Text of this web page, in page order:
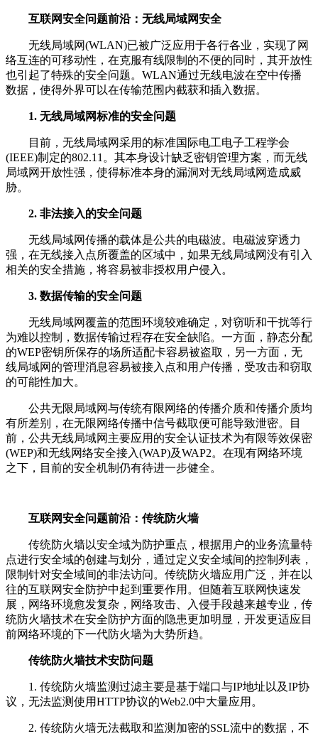
互联网安全问题前沿：无线局域网安全
无线局域网(WLAN)已被广泛应用于各行各业，实现了网
络互连的可移动性，在克服有线限制的不便的同时，其开放性
也引起了特殊的安全问题。WLAN通过无线电波在空中传播
数据，使得外界可以在传输范围内截获和插入数据。
1. 无线局域网标准的安全问题
目前，无线局域网采用的标准国际电工电子工程学会
(IEEE)制定的802.11。其本身设计缺乏密钥管理方案，而无线
局域网开放性强，使得标准本身的漏洞对无线局域网造成威
胁。
2. 非法接入的安全问题
无线局域网传播的载体是公共的电磁波。电磁波穿透力
强，在无线接入点所覆盖的区域中，如果无线局域网没有引入
相关的安全措施，将容易被非授权用户侵入。
3. 数据传输的安全问题
无线局域网覆盖的范围环境较难确定，对窃听和干扰等行
为难以控制，数据传输过程存在安全缺陷。一方面，静态分配
的WEP密钥所保存的场所适配卡容易被盗取，另一方面，无
线局域网的管理消息容易被接入点和用户传播，受攻击和窃取
的可能性加大。
公共无限局域网与传统有限网络的传播介质和传播介质均
有所差别，在无限网络传播中信号截取便可能导致泄密。目
前，公共无线局域网主要应用的安全认证技术为有限等效保密
(WEP)和无线网络安全接入(WAP)及WAP2。在现有网络环境
之下，目前的安全机制仍有待进一步健全。
互联网安全问题前沿：传统防火墙
传统防火墙以安全域为防护重点，根据用户的业务流量特
点进行安全域的创建与划分，通过定义安全域间的控制列表，
限制针对安全域间的非法访问。传统防火墙应用广泛，并在以
往的互联网安全防护中起到重要作用。但随着互联网快速发
展，网络环境愈发复杂，网络攻击、入侵手段越来越专业，传
统防火墙技术在安全防护方面的隐患更加明显，开发更适应目
前网络环境的下一代防火墙为大势所趋。
传统防火墙技术安防问题
1. 传统防火墙监测过滤主要是基于端口与IP地址以及IP协
议，无法监测使用HTTP协议的Web2.0中大量应用。
2. 传统防火墙无法截取和监测加密的SSL流中的数据，不